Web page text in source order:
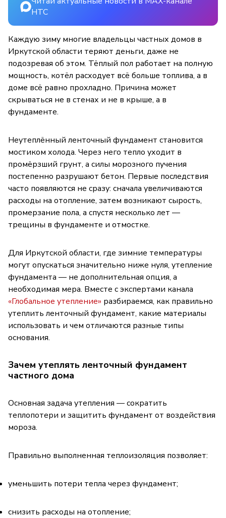
НТС
Каждую зиму многие владельцы частных домов в
Иркутской области теряют деньги, даже не
подозревая об этом. Тёплый пол работает на полную
мощность, котёл расходует всё больше топлива, а в
доме всё равно прохладно. Причина может
скрываться не в стенах и не в крыше, а в
фундаменте.
Неутеплённый ленточный фундамент становится
мостиком холода. Через него тепло уходит в
промёрзший грунт, а силы морозного пучения
постепенно разрушают бетон. Первые последствия
часто появляются не сразу: сначала увеличиваются
расходы на отопление, затем возникают сырость,
промерзание пола, а спустя несколько лет —
трещины в фундаменте и отмостке.
Для Иркутской области, где зимние температуры
могут опускаться значительно ниже нуля, утепление
фундамента — не дополнительная опция, а
необходимая мера. Вместе с экспертами канала
«Глобальное утепление» разбираемся, как правильно
утеплить ленточный фундамент, какие материалы
использовать и чем отличаются разные типы
основания.
Зачем утеплять ленточный фундамент
частного дома
Основная задача утепления — сократить
теплопотери и защитить фундамент от воздействия
мороза.
Правильно выполненная теплоизоляция позволяет:
уменьшить потери тепла через фундамент;
снизить расходы на отопление;